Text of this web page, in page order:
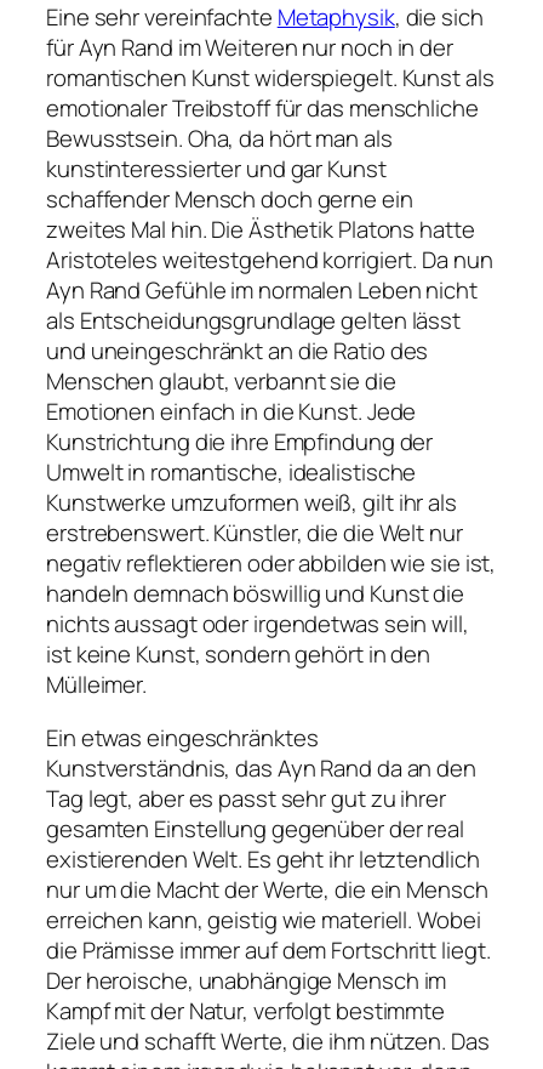
Eine sehr vereinfachte Metaphysik, die sich
für Ayn Rand im Weiteren nur noch in der
romantischen Kunst widerspiegelt. Kunst als
emotionaler Treibstoff für das menschliche
Bewusstsein. Oha, da hört man als
kunstinteressierter und gar Kunst
schaffender Mensch doch gerne ein
zweites Mal hin. Die Ästhetik Platons hatte
Aristoteles weitestgehend korrigiert. Da nun
Ayn Rand Gefühle im normalen Leben nicht
als Entscheidungsgrundlage gelten lässt
und uneingeschränkt an die Ratio des
Menschen glaubt, verbannt sie die
Emotionen einfach in die Kunst. Jede
Kunstrichtung die ihre Empfindung der
Umwelt in romantische, idealistische
Kunstwerke umzuformen weiß, gilt ihr als
erstrebenswert. Künstler, die die Welt nur
negativ reflektieren oder abbilden wie sie ist,
handeln demnach böswillig und Kunst die
nichts aussagt oder irgendetwas sein will,
ist keine Kunst, sondern gehört in den
Mülleimer.
Ein etwas eingeschränktes
Kunstverständnis, das Ayn Rand da an den
Tag legt, aber es passt sehr gut zu ihrer
gesamten Einstellung gegenüber der real
existierenden Welt. Es geht ihr letztendlich
nur um die Macht der Werte, die ein Mensch
erreichen kann, geistig wie materiell. Wobei
die Prämisse immer auf dem Fortschritt liegt.
Der heroische, unabhängige Mensch im
Kampf mit der Natur, verfolgt bestimmte
Ziele und schafft Werte, die ihm nützen. Das